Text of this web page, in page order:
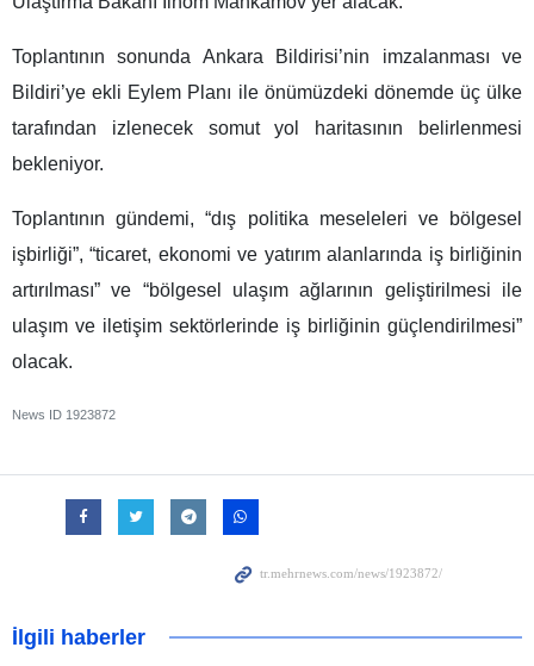
Toplantının sonunda Ankara Bildirisi’nin imzalanması ve
Bildiri’ye ekli Eylem Planı ile önümüzdeki dönemde üç ülke
tarafından izlenecek somut yol haritasının belirlenmesi
bekleniyor.
Toplantının gündemi, “dış politika meseleleri ve bölgesel
işbirliği”, “ticaret, ekonomi ve yatırım alanlarında iş birliğinin
artırılması” ve “bölgesel ulaşım ağlarının geliştirilmesi ile
ulaşım ve iletişim sektörlerinde iş birliğinin güçlendirilmesi”
olacak.
News ID 1923872
İlgili haberler